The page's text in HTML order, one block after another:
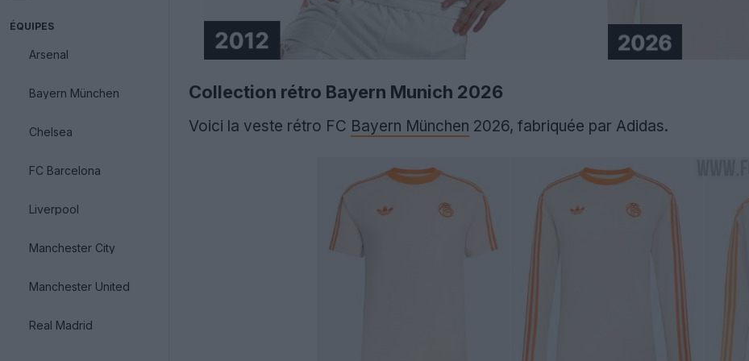
ÉQUIPES
Arsenal
Bayern München
Chelsea
FC Barcelona
Liverpool
Manchester City
Manchester United
Real Madrid
Collection rétro Bayern Munich 2026
Voici la veste rétro FC Bayern München 2026, fabriquée par Adidas.